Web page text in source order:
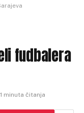
fudbalera
1 minuta čitanja